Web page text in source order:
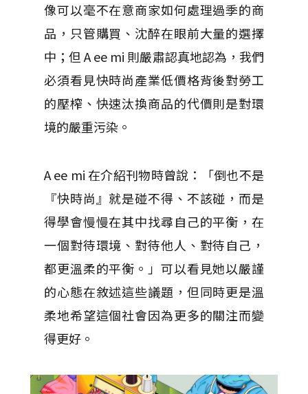
像可以毫不在意商家如何處理過季的商
品，只管購買、沈醉在眼前大量的選擇
中；但 A ee mi 則嚴肅認真地認為，我們
必須看見快時尚產業低價格背後對勞工
的壓榨、快速汰換商品的代價則是對環
境的嚴重污染。
A ee mi 在介紹刊物時曾說：「倒也不是
『快時尚』就是碰不得、不該碰，而是
得學會慢慢在其中找尋自己的平衡，在
一個對待環境、對待他人、對待自己，
都更溫柔的平衡。」可以看見她以嚴謹
的心態在敘述這些議題，但同時更是溫
柔地希望這個社會因為更多的關注而變
得更好。